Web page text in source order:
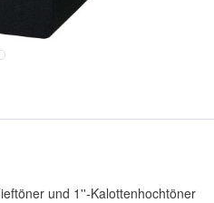
und 1''-Kalottenhochtöner